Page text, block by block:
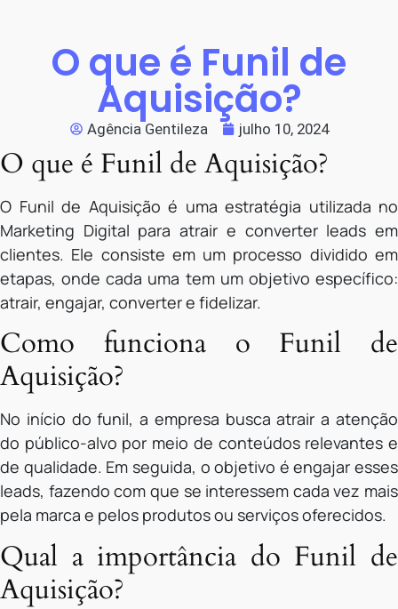
O que é Funil de
Aquisição?
Agência Gentileza julho 10, 2024
O que é Funil de Aquisição?
O Funil de Aquisição é uma estratégia utilizada no
Marketing Digital para atrair e converter leads em
clientes. Ele consiste em um processo dividido em
etapas, onde cada uma tem um objetivo específico:
atrair, engajar, converter e fidelizar.
Como funciona o Funil de
Aquisição?
No início do funil, a empresa busca atrair a atenção
do público-alvo por meio de conteúdos relevantes e
de qualidade. Em seguida, o objetivo é engajar esses
leads, fazendo com que se interessem cada vez mais
pela marca e pelos produtos ou serviços oferecidos.
Qual a importância do Funil de
Aquisição?